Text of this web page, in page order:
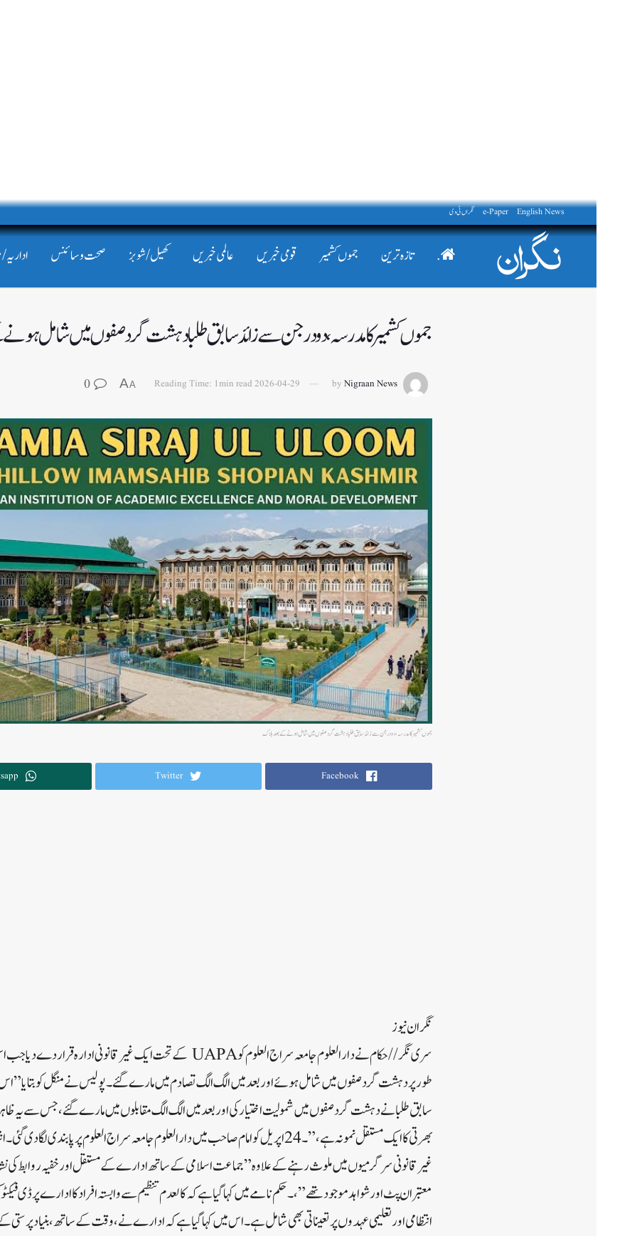
English News
e-Paper نگراں ٹی وی
. تازہ ترین جموں کشمیر قومی خبریں عالمی خبریں کھیل/شوبز صحت و سائنس
جموں کشمیر کا مدرسہ ، دو درجن سے زائد سابق طلبا دہشت گرد صفوں میں شامل
by Nigraan News
2026-04-29
Reading Time: 1min read
A
A
جموں کشمیر کا مدرسہ ، دو درجن سے زائد سابق طلبا دہشت گرد صفوں میں شامل ہونے کے بعد ہلاک
Facebook
Twitter
نگران نیوز
سابق طلبا نے دہشت گرد صفوں میں شمولیت اختیار کی اور بعد میں الگ الگ مقابلوں میں مارے گئے، جس سے یہ
بھرتی کا ایک مستقل نمونہ ہے،” ۔24 اپریل کو امام صاحب میں دارالعلوم جامعہ سراج العلوم پر پابندی لگا
غیر قانونی سرگرمیوں میں ملوث رہنے کے علاوہ”جماعت اسلامی کے ساتھ ادارے کے مستقل اور خفیہ روابط کی
معتبر ان پٹ اور شواہد موجود تھے”،۔حکم نامے میں کہا گیا ہے کہ کالعدم تنظیم سے وابستہ افراد کا ادارے پر ڈی
انتظامی اور تعلیمی عہدوں پر تعیناتی بھی شامل ہے۔اس میں کہا گیا ہے کہ ادارے نے، وقت کے ساتھ، بنیاد پرستی